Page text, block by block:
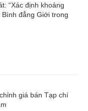
“Xác định khoảng
đẳng Giới trong
giá bán Tạp chí